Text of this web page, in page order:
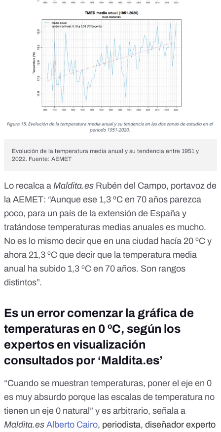
Evolución de la temperatura media anual y su tendencia entre 1951 y
2022. Fuente: AEMET
Lo recalca a Maldita.es Rubén del Campo, portavoz de
la AEMET: “Aunque ese 1,3 ºC en 70 años parezca
poco, para un país de la extensión de España y
tratándose temperaturas medias anuales es mucho.
No es lo mismo decir que en una ciudad hacía 20 ºC y
ahora 21,3 ºC que decir que la temperatura media
anual ha subido 1,3 ºC en 70 años. Son rangos
distintos”.
Es un error comenzar la gráfica de
temperaturas en 0 ºC, según los
expertos en visualización
consultados por ‘Maldita.es’
“Cuando se muestran temperaturas, poner el eje en 0
es muy absurdo porque las escalas de temperatura no
tienen un eje 0 natural” y es arbitrario, señala a
Maldita.es Alberto Cairo, periodista, diseñador experto